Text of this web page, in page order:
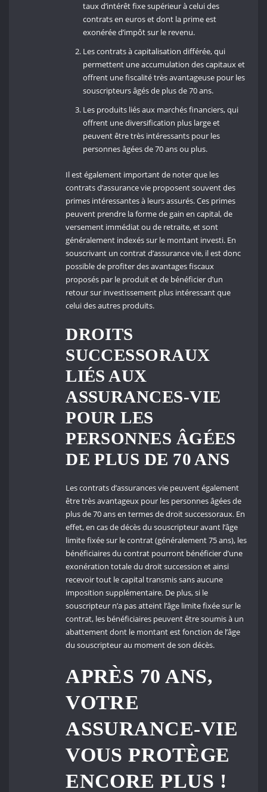
taux d’intérêt fixe supérieur à celui des
contrats en euros et dont la prime est
exonérée d’impôt sur le revenu.
Les contrats à capitalisation différée, qui
permettent une accumulation des capitaux et
offrent une fiscalité très avantageuse pour les
souscripteurs âgés de plus de 70 ans.
Les produits liés aux marchés financiers, qui
offrent une diversification plus large et
peuvent être très intéressants pour les
personnes âgées de 70 ans ou plus.
Il est également important de noter que les
contrats d’assurance vie proposent souvent des
primes intéressantes à leurs assurés. Ces primes
peuvent prendre la forme de gain en capital, de
versement immédiat ou de retraite, et sont
généralement indexés sur le montant investi. En
souscrivant un contrat d’assurance vie, il est donc
possible de profiter des avantages fiscaux
proposés par le produit et de bénéficier d’un
retour sur investissement plus intéressant que
celui des autres produits.
DROITS
SUCCESSORAUX
LIÉS AUX
ASSURANCES-VIE
POUR LES
PERSONNES ÂGÉES
DE PLUS DE 70 ANS
Les contrats d’assurances vie peuvent également
être très avantageux pour les personnes âgées de
plus de 70 ans en termes de droit successoraux. En
effet, en cas de décès du souscripteur avant l’âge
limite fixée sur le contrat (généralement 75 ans), les
bénéficiaires du contrat pourront bénéficier d’une
exonération totale du droit succession et ainsi
recevoir tout le capital transmis sans aucune
imposition supplémentaire. De plus, si le
souscripteur n’a pas atteint l’âge limite fixée sur le
contrat, les bénéficiaires peuvent être soumis à un
abattement dont le montant est fonction de l’âge
du souscripteur au moment de son décès.
APRÈS 70 ANS,
VOTRE
ASSURANCE-VIE
VOUS PROTÈGE
ENCORE PLUS !